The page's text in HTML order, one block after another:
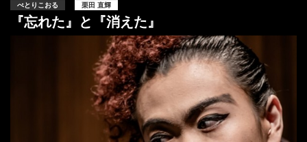
ぺとりこおる 栗田 直輝
『忘れた』と『消えた』